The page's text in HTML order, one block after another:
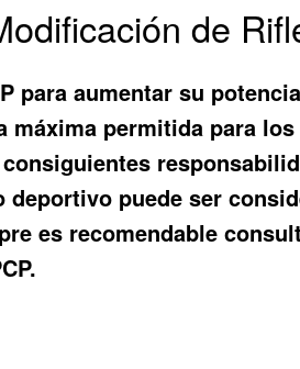
de
para aumentar su
permitida para
puede ser
es recomendable